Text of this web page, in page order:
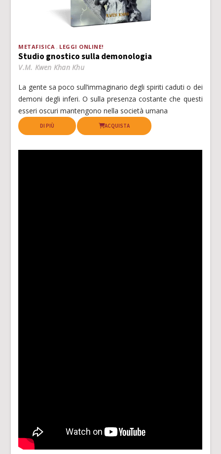
METAFISICA LEGGI ONLINE!
Studio gnostico sulla demonologia
V.M. Kwen Khan Khu
La gente sa poco sull’immaginario degli spiriti caduti o dei
demoni degli inferi. O sulla presenza costante che questi
esseri oscuri mantengono nella società umana
DI PIÙ ACQUISTA